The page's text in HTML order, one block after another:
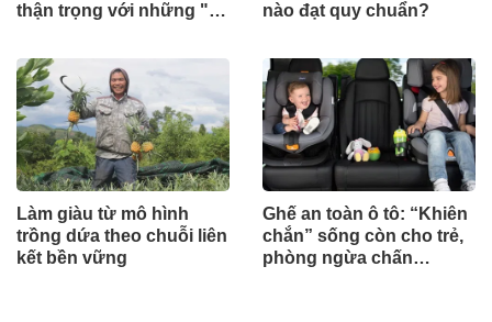
thận trọng với những "tin
nào đạt quy chuẩn?
Làm giàu từ mô hình
trồng dứa theo chuỗi liên
kết bền vững
Ghế an toàn ô tô: “Khiên
chắn” sống còn cho trẻ,
phòng ngừa chấn